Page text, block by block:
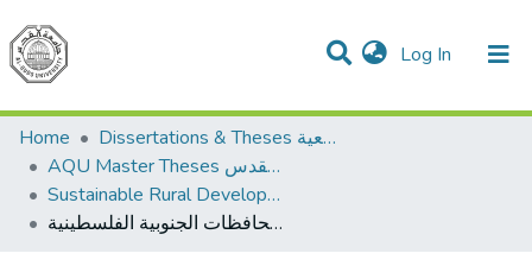
Log In (current)
Communities & Collections
All of DSpace
Home
Dissertations & Theses الرسائل الجامعية
AQU Master Theses الرسائل الجامعية الخاصة بجامعة القدس
Sustainable Rural Development التنمية الريفية المستدامة
أثر تطبيق الإستراتيجيات الحديثة في إدارة الأزمات على أداء المنظمات الإغاثية المحلية في المحافظات الجنوبية الفلسطينية